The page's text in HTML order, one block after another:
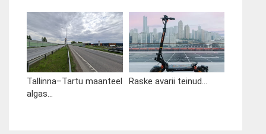
Tallinna–Tartu maanteel
algas...
Raske avarii teinud...